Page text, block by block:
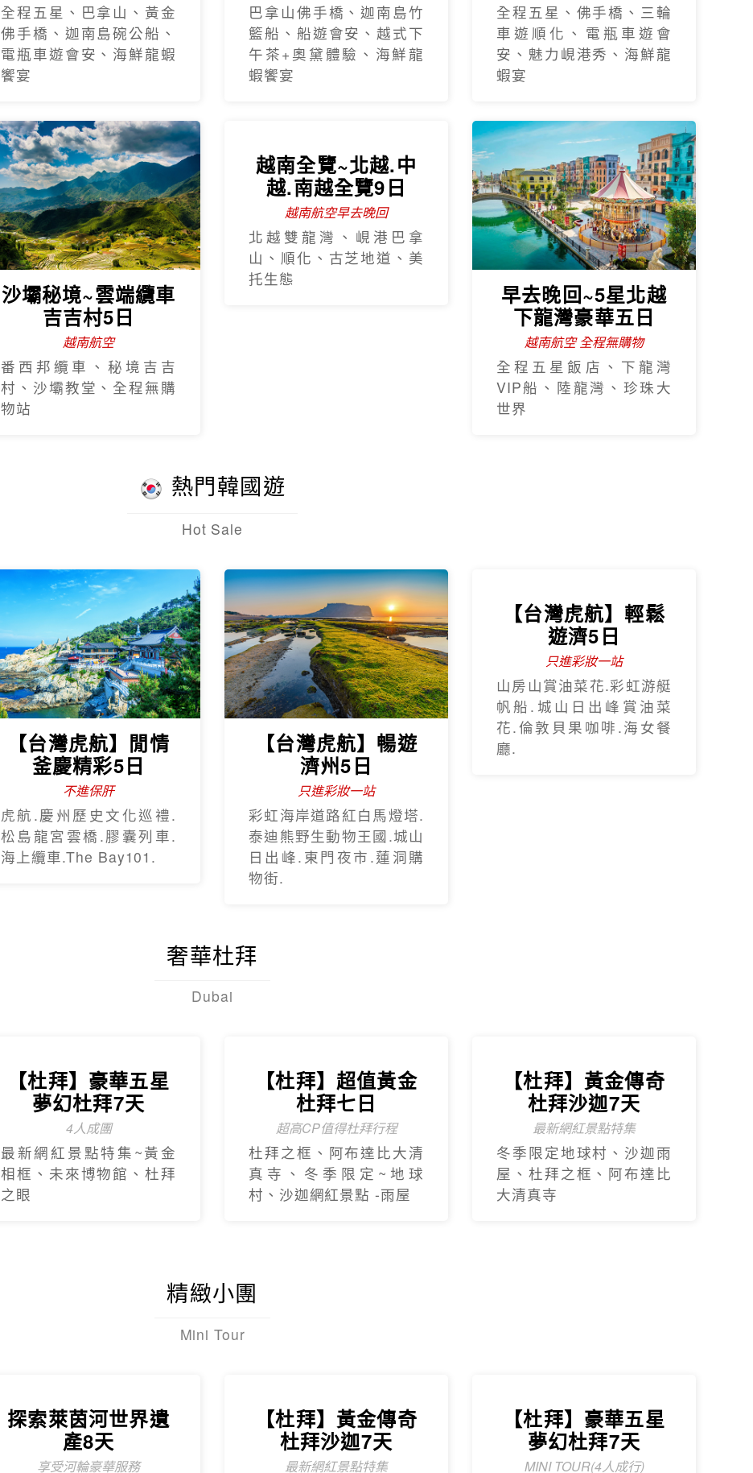
全程五星、巴拿山、黃金
佛手橋、迦南島碗公船、
電瓶車遊會安、海鮮龍蝦
饗宴
巴拿山佛手橋、迦南島竹
籃船、船遊會安、越式下
午茶+奧黛體驗、海鮮龍
蝦饗宴
全程五星、佛手橋、三輪
車遊順化、電瓶車遊會
安、魅力峴港秀、海鮮龍
蝦宴
沙壩秘境~雲端纜車
吉吉村5日
越南航空
番西邦纜車、秘境吉吉
村、沙壩教堂、全程無購
物站
越南全覽~北越.中
早去晚回~5星北越
下龍灣豪華五日
越南航空 全程無購物
全程五星飯店、下龍灣
VIP船、陸龍灣、珍珠大
世界
熱門韓國遊
Hot Sale
【台灣虎航】閒情
釜慶精彩5日
不進保肝
虎航.慶州歷史文化巡禮.
松島龍宮雲橋.膠囊列車.
海上纜車.The Bay101.
【台灣虎航】暢遊
濟州5日
只進彩妝一站
彩虹海岸道路紅白馬燈塔.
泰迪熊野生動物王國.城山
日出峰.東門夜市.蓮洞購
物街.
【台灣虎航】輕鬆
遊濟5日
只進彩妝一站
山房山賞油菜花.彩虹游艇
帆船.城山日出峰賞油菜
花.倫敦貝果咖啡.海女餐
廳.
奢華杜拜
Dubai
【杜拜】豪華五星
夢幻杜拜7天
4人成團
最新網紅景點特集~黃金
相框、未來博物館、杜拜
之眼
【杜拜】超值黃金
杜拜七日
超高CP值得杜拜行程
杜拜之框、阿布達比大清
真寺、冬季限定~地球
村、沙迦網紅景點 -⾬屋
【杜拜】黃金傳奇
杜拜沙迦7天
最新網紅景點特集
冬季限定地球村、沙迦⾬
屋、杜拜之框、阿布達比
大清真寺
精緻小團
Mini Tour
探索萊茵河世界遺
產8天
享受河輪豪華服務
【杜拜】黃金傳奇
杜拜沙迦7天
最新網紅景點特集
【杜拜】豪華五星
夢幻杜拜7天
MINI TOUR(4人成行)